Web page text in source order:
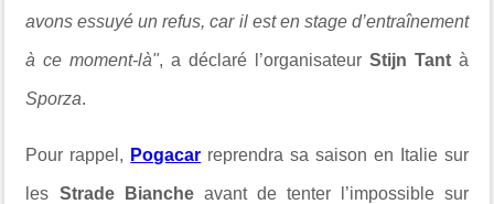
avons essuyé un refus, car il est en stage d’entraînement
à ce moment-là", a déclaré l’organisateur Stijn Tantà
Sporza.
Pour rappel, Pogacar reprendra sa saison en Italie sur
les Strade Biancheavant de tenter l’impossible sur